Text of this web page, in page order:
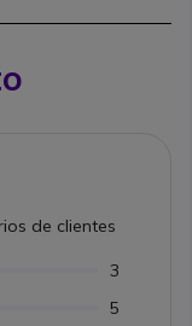
de clientes
3
5